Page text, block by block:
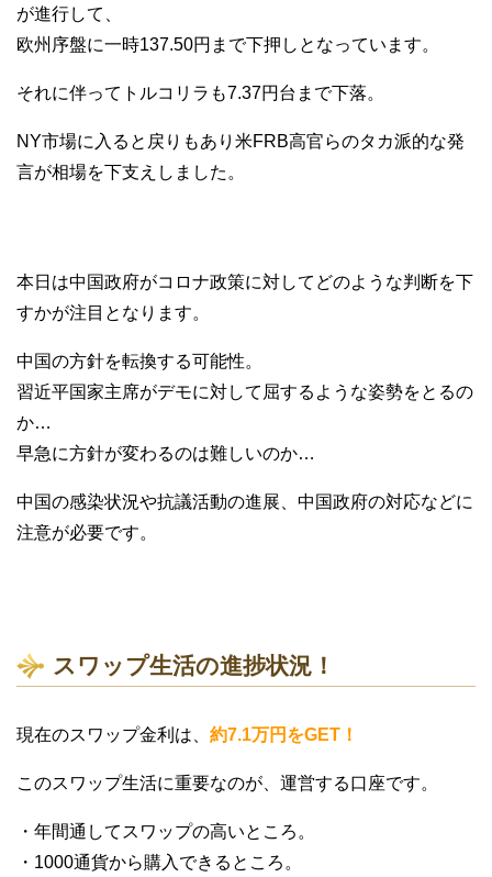
が進行して、
欧州序盤に一時137.50円まで下押しとなっています。
それに伴ってトルコリラも7.37円台まで下落。
NY市場に入ると戻りもあり米FRB高官らのタカ派的な発
言が相場を下支えしました。
本日は中国政府がコロナ政策に対してどのような判断を下
すかが注目となります。
中国の方針を転換する可能性。
習近平国家主席がデモに対して屈するような姿勢をとるの
か…
早急に方針が変わるのは難しいのか…
中国の感染状況や抗議活動の進展、中国政府の対応などに
注意が必要です。
スワップ生活の進捗状況！
現在のスワップ金利は、 約7.1万円をGET！
このスワップ生活に重要なのが、運営する口座です。
・年間通してスワップの高いところ。
・1000通貨から購入できるところ。